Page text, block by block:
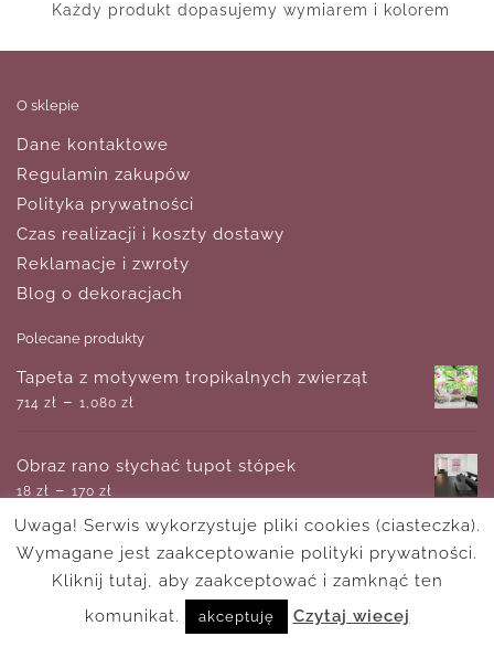
Każdy produkt dopasujemy wymiarem i kolorem
O sklepie
Dane kontaktowe
Regulamin zakupów
Polityka prywatności
Czas realizacji i koszty dostawy
Reklamacje i zwroty
Blog o dekoracjach
Polecane produkty
Tapeta z motywem tropikalnych zwierząt
714 zł – 1,080 zł
Obraz rano słychać tupot stópek
18 zł – 170 zł
Plakat - Łąkowe trawy
– 170 zł
Uwaga! Serwis wykorzystuje pliki cookies (ciasteczka).
Wymagane jest zaakceptowanie polityki prywatności.
Kliknij tutaj, aby zaakceptować i zamknąć ten
komunikat.
akceptuję Czytaj wiecej